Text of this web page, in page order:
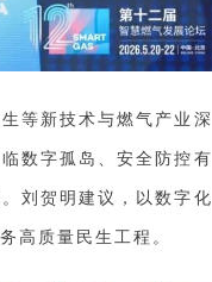
等新技术与燃气产业深
数字孤岛、安全防控有
刘贺明建议，以数字化
高质量民生工程。